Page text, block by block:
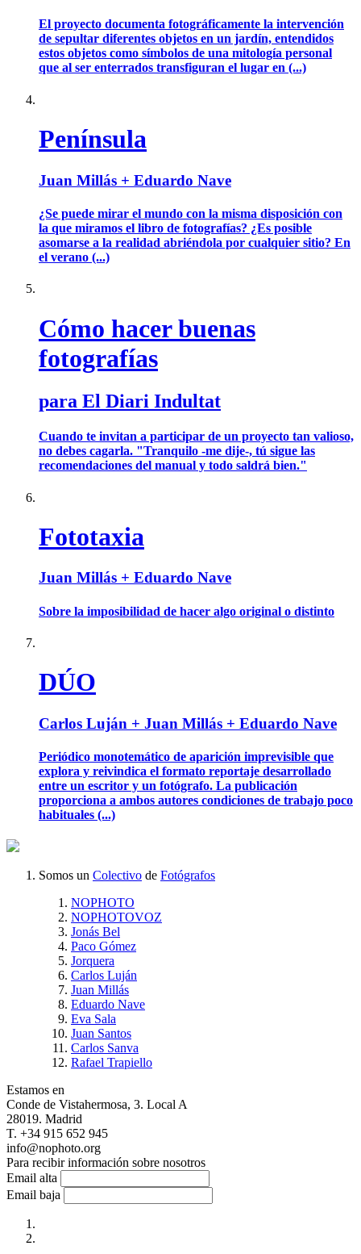
El proyecto documenta fotográficamente la intervención
de sepultar diferentes objetos en un jardín, entendidos
estos objetos como símbolos de una mitología personal
que al ser enterrados transfiguran el lugar en (...)
Península
Juan Millás + Eduardo Nave
¿Se puede mirar el mundo con la misma disposición con
la que miramos el libro de fotografías? ¿Es posible
asomarse a la realidad abriéndola por cualquier sitio? En
el verano (...)
Cómo hacer buenas
fotografías
para El Diari Indultat
Cuando te invitan a participar de un proyecto tan valioso,
no debes cagarla. "Tranquilo -me dije-, tú sigue las
recomendaciones del manual y todo saldrá bien."
Fototaxia
Juan Millás + Eduardo Nave
Sobre la imposibilidad de hacer algo original o distinto
DÚO
Carlos Luján + Juan Millás + Eduardo Nave
Periódico monotemático de aparición imprevisible que
explora y reivindica el formato reportaje desarrollado
entre un escritor y un fotógrafo. La publicación
proporciona a ambos autores condiciones de trabajo poco
habituales (...)
Somos un Colectivo de Fotógrafos
NOPHOTO
NOPHOTOVOZ
Jonás Bel
Paco Gómez
Jorquera
Carlos Luján
Juan Millás
Eduardo Nave
Eva Sala
Juan Santos
Carlos Sanva
Rafael Trapiello
Estamos en
Conde de Vistahermosa, 3. Local A
28019. Madrid
T. +34 915 652 945
info@nophoto.org
Para recibir información sobre nosotros
Email alta
Email baja